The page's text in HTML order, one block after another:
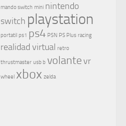
mando switch mini nintendo
switch playstation
portatil ps1 ps4 PSN PS Plus racing
realidad virtual retro
thrustmaster usb b volantevr
wheel xbox zelda